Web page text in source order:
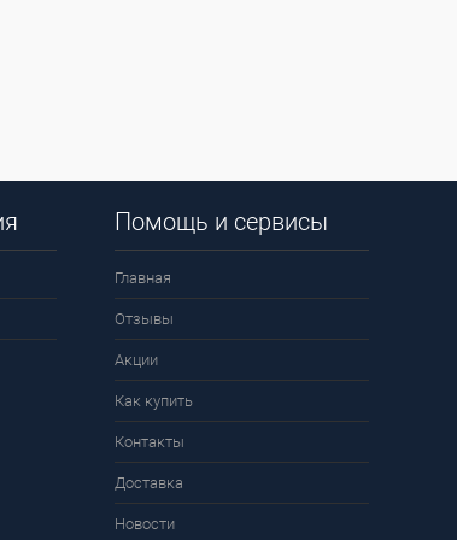
Помощь и сервисы
Главная
Отзывы
Акции
Как купить
Контакты
Доставка
Новости